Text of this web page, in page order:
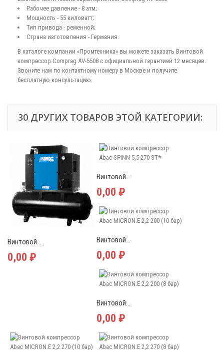
Рабочее давление - 8 атм;
Мощность - 55 киловатт;
Тип привода - ременной;
Страна изготовления - Германия.
В каталоге компании «Промтехника» вы можете заказать Винтовой
компрессор Comprag АV-5508 с официальной гарантией 12 месяцев.
Звоните нам по контактному номеру в Москве и получите
бесплатную консультацию.
30 ДРУГИХ ТОВАРОВ ЭТОЙ КАТЕГОРИИ:
Винтовой...
0,00 ₽
Винтовой...
0,00 ₽
Винтовой...
0,00 ₽
Винтовой...
0,00 ₽